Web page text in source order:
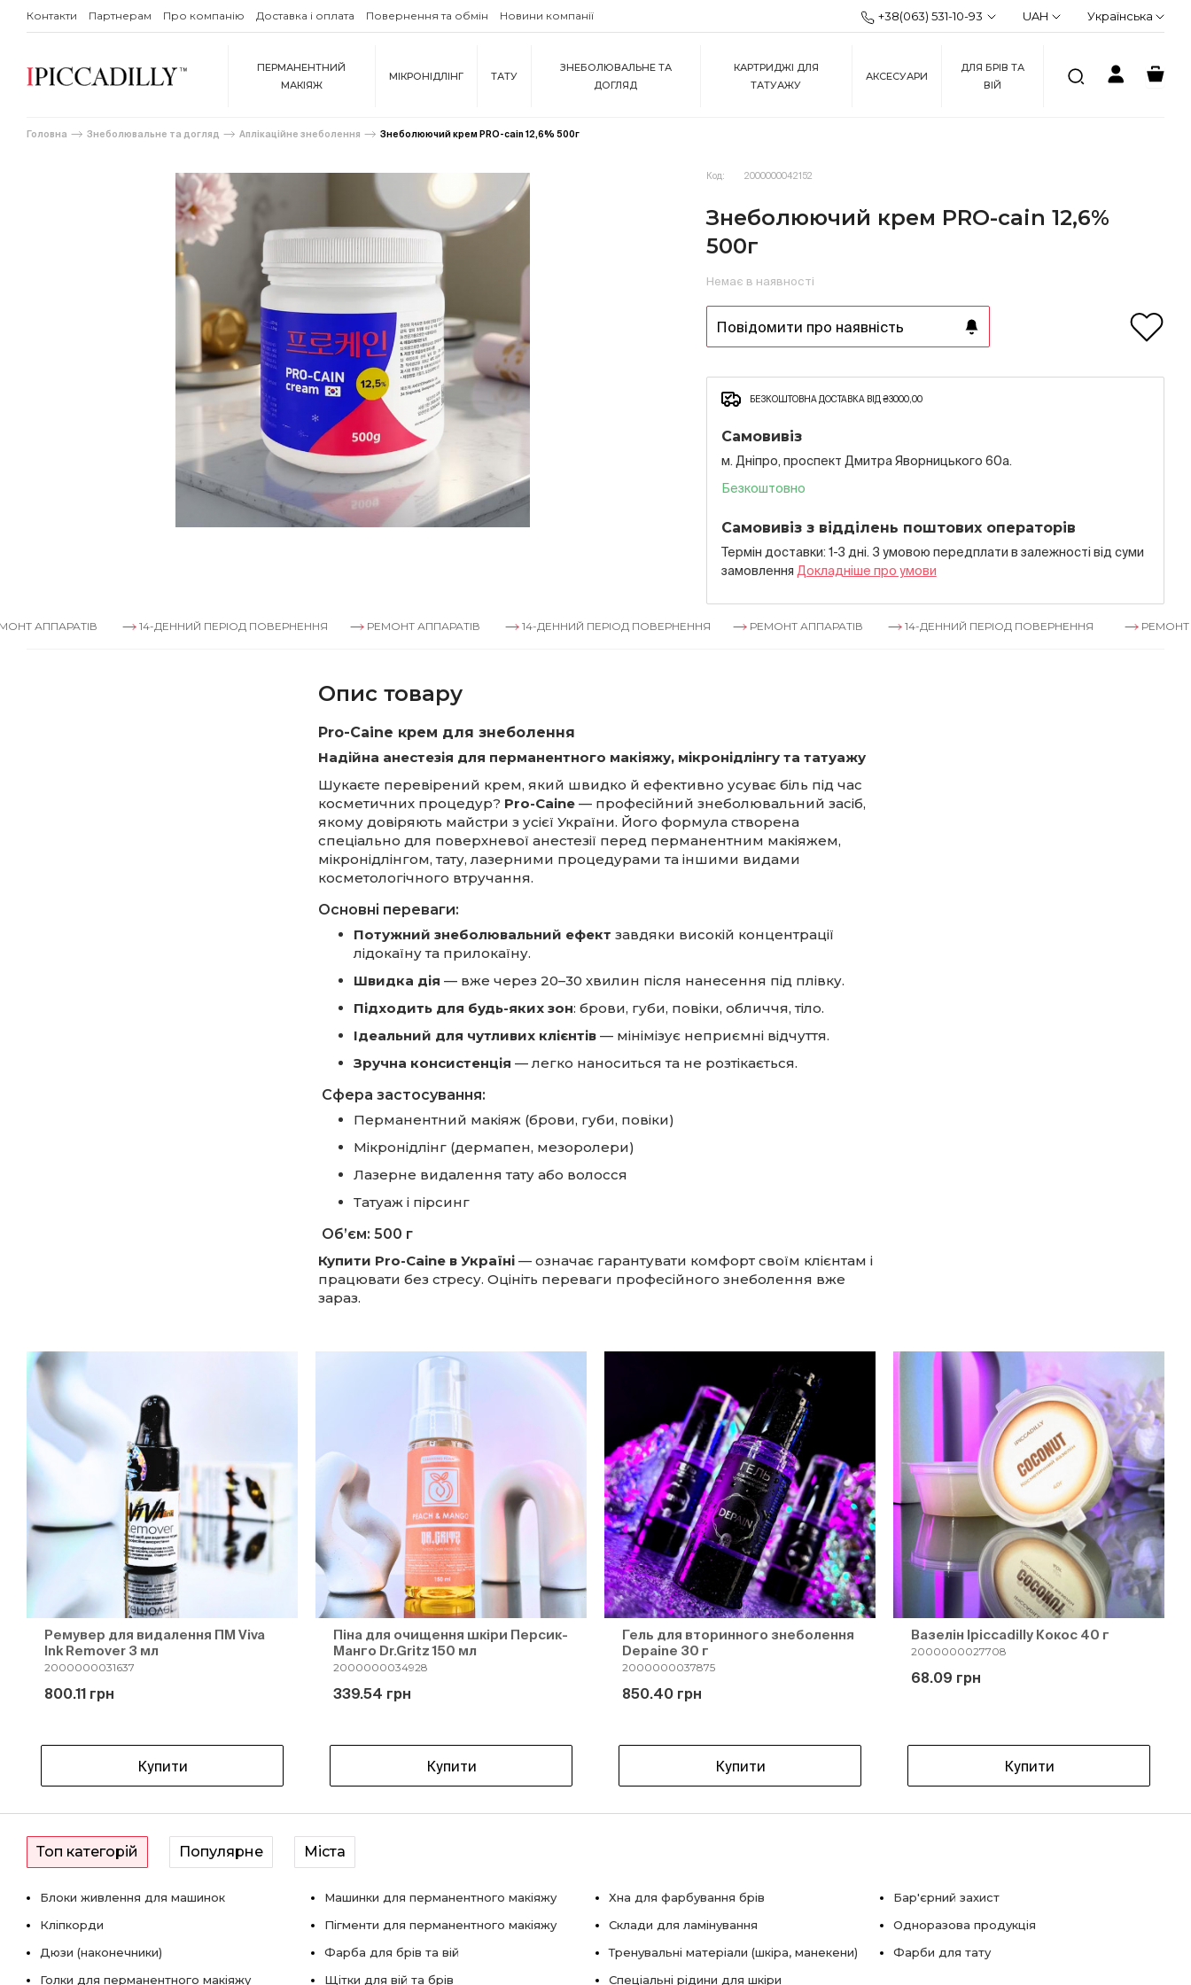
Контакти Партнерам Про компанію Доставка і оплата Повернення та обмін Новини компанії +38(063) 531-10-93 UAH Українська
ПЕРМАНЕНТНИЙ
МАКІЯЖ
МІКРОНІДЛІНГ ТАТУ
ЗНЕБОЛЮВАЛЬНЕ ТА
ДОГЛЯД
КАРТРИДЖІ ДЛЯ
ТАТУАЖУ
АКСЕСУАРИ
ДЛЯ БРІВ ТА
ВІЙ
Головна Знеболювальне та догляд Аплікаційне знеболення Знеболюючий крем PRO-cain 12,6% 500г
Код: 2000000042152
Знеболюючий крем PRO-cain 12,6%
500г
Немає в наявності
Повідомити про наявність
БЕЗКОШТОВНА ДОСТАВКА ВІД ₴3000,00
Самовивіз
м. Дніпро, проспект Дмитра Яворницького 60а.
Безкоштовно
Самовивіз з відділень поштових операторів
Термін доставки: 1-3 дні. З умовою передплати в залежностi вiд суми
замовлення Докладнiше про умови
14-ДЕННИЙ ПЕРІОД ПОВЕРНЕННЯ РЕМОНТ АППАРАТІВ 14-ДЕННИЙ ПЕРІОД ПОВЕРНЕННЯ РЕМОНТ АППАРАТІВ 14-ДЕННИЙ ПЕРІОД ПОВЕРНЕННЯ РЕМОНТ
Опис товару
Pro-Caine крем для знеболення
Надійна анестезія для перманентного макіяжу, мікронідлінгу та татуажу
Шукаєте перевірений крем, який швидко й ефективно усуває біль під час
косметичних процедур? Pro-Caine— професійний знеболювальний засіб,
якому довіряють майстри з усієї України. Його формула створена
спеціально для поверхневої анестезії перед перманентним макіяжем,
мікронідлінгом, тату, лазерними процедурами та іншими видами
косметологічного втручання.
Основні переваги:
Потужний знеболювальний ефект завдяки високій концентрації
лідокаїну та прилокаїну.
Швидка дія — вже через 20–30 хвилин після нанесення під плівку.
Підходить для будь-яких зон: брови, губи, повіки, обличчя, тіло.
Ідеальний для чутливих клієнтів— мінімізує неприємні відчуття.
Зручна консистенція — легко наноситься та не розтікається.
Сфера застосування:
Перманентний макіяж (брови, губи, повіки)
Мікронідлінг (дермапен, мезоролери)
Лазерне видалення тату або волосся
Татуаж і пірсинг
Об’єм: 500 г
Купити Pro-Caine в Україні— означає гарантувати комфорт своїм клієнтам і
працювати без стресу. Оцініть переваги професійного знеболення вже
зараз.
Ремувер для видалення ПМ Viva
Ink Remover 3 мл
2000000031637
800.11 грн
Купити
Піна для очищення шкіри Персик-
Манго Dr.Gritz 150 мл
2000000034928
339.54 грн
Купити
Гель для вторинного знеболення
Depaine 30 г
2000000037875
850.40 грн
Купити
Вазелін Ipiccadilly Кокос 40 г
2000000027708
68.09 грн
Купити
Топ категорій Популярне Міста
Блоки живлення для машинок
Кліпкорди
Дюзи (наконечники)
Голки для перманентного макіяжу
Машинки для перманентного макіяжу
Пігменти для перманентного макіяжу
Фарба для брів та вій
Щітки для вій та брів
Хна для фарбування брів
Склади для ламінування
Тренувальні матеріали (шкіра, манекени)
Спеціальні рідини для шкіри
Бар'єрний захист
Одноразова продукція
Фарби для тату